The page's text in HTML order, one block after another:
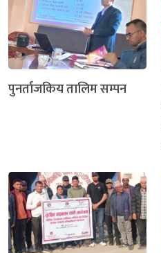
पुनर्ताजकिय तालिम सम्पन